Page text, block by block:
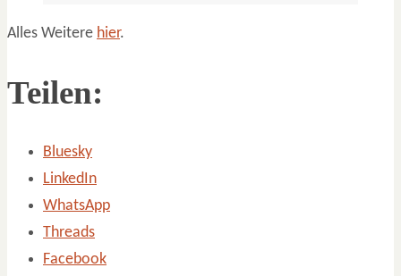
Alles Weitere hier.
Teilen:
Bluesky
LinkedIn
WhatsApp
Threads
Facebook